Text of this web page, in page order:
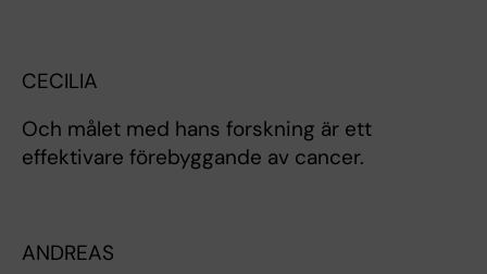
CECILIA
Och målet med hans forskning är ett
effektivare förebyggande av cancer.
ANDREAS